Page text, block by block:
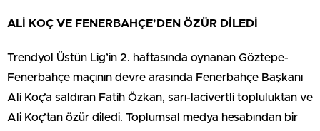
ALİ KOÇ VE FENERBAHÇE’DEN ÖZÜR DİLEDİ
Trendyol Üstün Lig’in 2. haftasında oynanan Göztepe-
Fenerbahçe maçının devre arasında Fenerbahçe Başkanı
Ali Koç’a saldıran Fatih Özkan, sarı-lacivertli topluluktan ve
Ali Koç’tan özür diledi. Toplumsal medya hesabından bir